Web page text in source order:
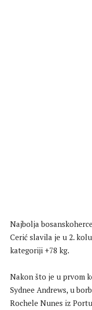
Najbolja
Cerić slavila je u 2.
kategoriji +78 kg.
Nakon što je u prvom
Sydnee Andrews, u
Rochele Nunes iz